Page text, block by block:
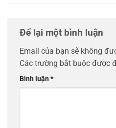
Để lại một bình luận
Email của bạn sẽ không
Các trường bắt buộc được
Bình luận*